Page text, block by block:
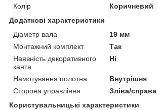
Колір
Коричневий
Додаткові характеристики
Діаметр вала
19 мм
Монтажний комплект
Так
Наявність декоративного
канта
Ні
Намотування полотна
Внутрішня
Сторона управління
Зліва/справа
Користувальницькі характеристики